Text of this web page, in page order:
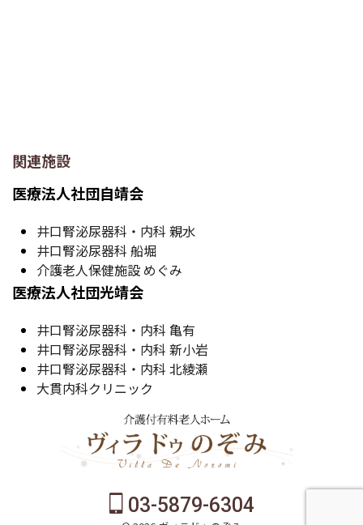
関連施設
医療法人社団自靖会
井口腎泌尿器科・内科 親水
井口腎泌尿器科 船堀
介護老人保健施設 めぐみ
医療法人社団光靖会
井口腎泌尿器科・内科 亀有
井口腎泌尿器科・内科 新小岩
井口腎泌尿器科・内科 北綾瀬
大貫内科クリニック
03-5879-6304